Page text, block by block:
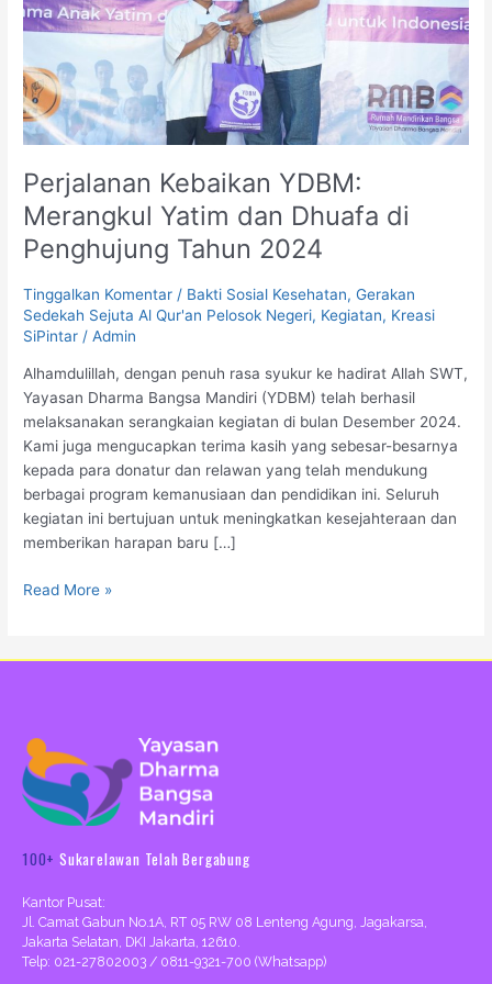
Perjalanan Kebaikan YDBM:
Merangkul Yatim dan Dhuafa di
Penghujung Tahun 2024
Tinggalkan Komentar / Bakti Sosial Kesehatan,Gerakan
Sedekah Sejuta Al Qur'an Pelosok Negeri, Kegiatan, Kreasi
SiPintar /Admin
Alhamdulillah, dengan penuh rasa syukur ke hadirat Allah SWT,
Yayasan Dharma Bangsa Mandiri (YDBM) telah berhasil
melaksanakan serangkaian kegiatan di bulan Desember 2024.
Kami juga mengucapkan terima kasih yang sebesar-besarnya
kepada para donatur dan relawan yang telah mendukung
berbagai program kemanusiaan dan pendidikan ini. Seluruh
kegiatan ini bertujuan untuk meningkatkan kesejahteraan dan
memberikan harapan baru […]
di
Tahun
2024
Read More »
100+ Sukarelawan Telah Bergabung
Kantor Pusat:
Jl. Camat Gabun No.1A, RT 05 RW 08 Lenteng Agung, Jagakarsa,
Jakarta Selatan, DKI Jakarta, 12610.
Telp: 021-27802003 / 0811-9321-700 (Whatsapp)